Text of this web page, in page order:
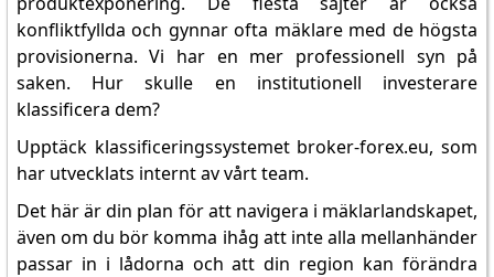
konfliktfyllda och gynnar ofta mäklare med de högsta
provisionerna. Vi har en mer professionell syn på
saken. Hur skulle en institutionell investerare
klassificera dem?
Upptäck klassificeringssystemet broker-forex.eu, som
har utvecklats internt av vårt team.
Det här är din plan för att navigera i mäklarlandskapet,
även om du bör komma ihåg att inte alla mellanhänder
passar in i lådorna och att din region kan förändra